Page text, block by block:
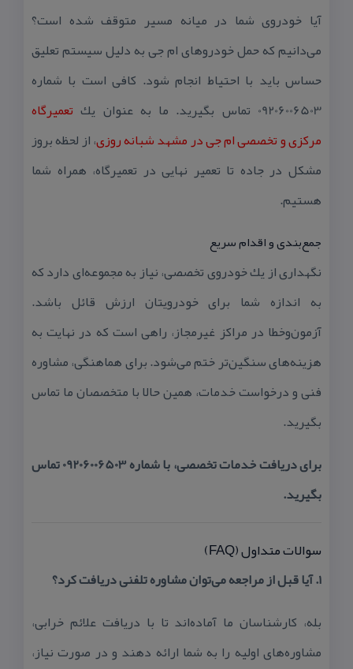
آیا خودروی شما در میانه مسیر متوقف شده است؟
می‌دانیم كه حمل خودروهای ام جی به دلیل سیستم تعلیق
حساس باید با احتیاط انجام شود. كافی است با شماره
09206006503 تماس بگیرید. ما به عنوان یك
تعمیرگاه
مركزی و تخصصی ام جی در مشهد شبانه روزی، از لحظه بروز
مشكل در جاده تا تعمیر نهایی در تعمیرگاه، همراه شما
هستیم.
جمع‌بندی و اقدام سریع
نگهداری از یك خودروی تخصصی، نیاز به مجموعه‌ای دارد كه
به اندازه شما برای خودرویتان ارزش قائل باشد.
آزمون‌وخطا در مراكز غیرمجاز، راهی است كه در نهایت به
هزینه‌های سنگین‌تر ختم می‌شود. برای هماهنگی، مشاوره
فنی و درخواست خدمات، همین حالا با متخصصان ما تماس
بگیرید.
برای دریافت خدمات تخصصی، با شماره 09206006503 تماس
بگیرید.
سوالات متداول (FAQ)
۱. آیا قبل از مراجعه می‌توان مشاوره تلفنی دریافت كرد؟
بله، كارشناسان ما آماده‌اند تا با دریافت علائم خرابی،
مشاوره‌های اولیه را به شما ارائه دهند و در صورت نیاز،